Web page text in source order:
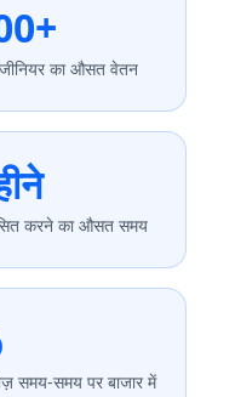
का औसत वेतन
करने का औसत समय
समय-समय पर बाजार में